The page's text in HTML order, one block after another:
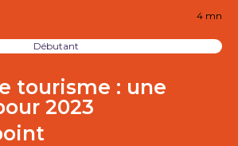
4 mn
Débutant
tourisme : une
2023